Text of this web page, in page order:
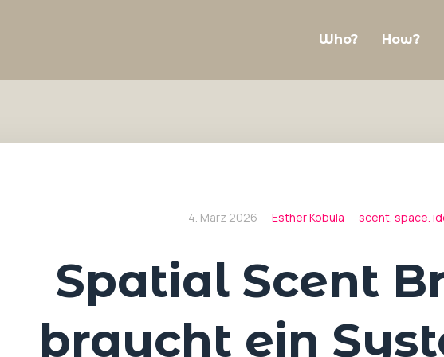
Who? How?
4. März 2026 Esther Kobula scent. space.
Spatial Scent
braucht ein